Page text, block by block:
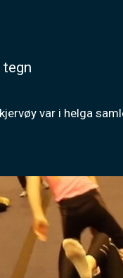
var i helga